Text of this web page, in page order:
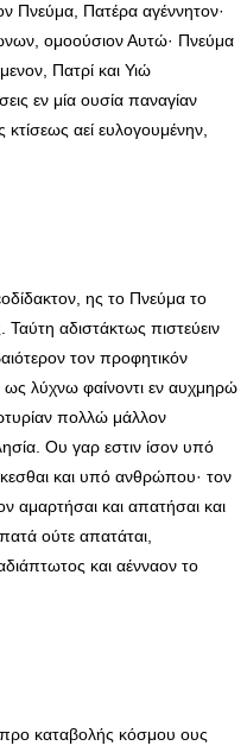
Πνεύμα, Πατέρα αγέννητον·
ομοούσιον Αυτώ· Πνεύμα
Πατρί και Υιώ
εν μία ουσία παναγίαν
αεί ευλογουμένην,
ης το Πνεύμα το
Ταύτη αδιστάκτως πιστεύειν
τον προφητικόν
λύχνω φαίνοντι εν αυχμηρώ
πολλώ μάλλον
Ου γαρ εστιν ίσον υπό
και υπό ανθρώπου· τον
αμαρτήσαι και απατήσαι και
ούτε απατάται,
και αένναον το
καταβολής κόσμου ους